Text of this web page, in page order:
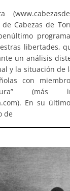
Cabezas de
libertades,
un análisis
y la situación de
con
(más
En su
de